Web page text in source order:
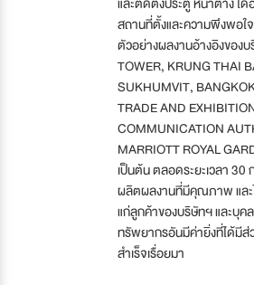
สถานที่ตั้งและความพึงพอใ
ตัวอย่างผลงานอ้างอิงของ
TOWER, KRUNG THAI
SUKHUMVIT,
TRADE AND
COMMUNICATION
MARRIOTT ROYAL
เป็นต้น ตลอดระยะเวลา 30
ผลิตผลงานที่มีคุณภาพ และ
แก่ลูกค้าของบริษัทฯ และบุค
ทรัพยากรอันมีค่ายิ่งที่ได้มีส่
สำเร็จเรื่อยมา